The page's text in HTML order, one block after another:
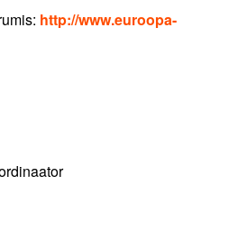
http://www.euroopa-